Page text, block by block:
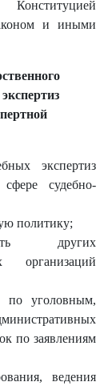
и иными
экспертиз
судебно-
политику;
других
организаций
по уголовным,
по заявлениям
ведения